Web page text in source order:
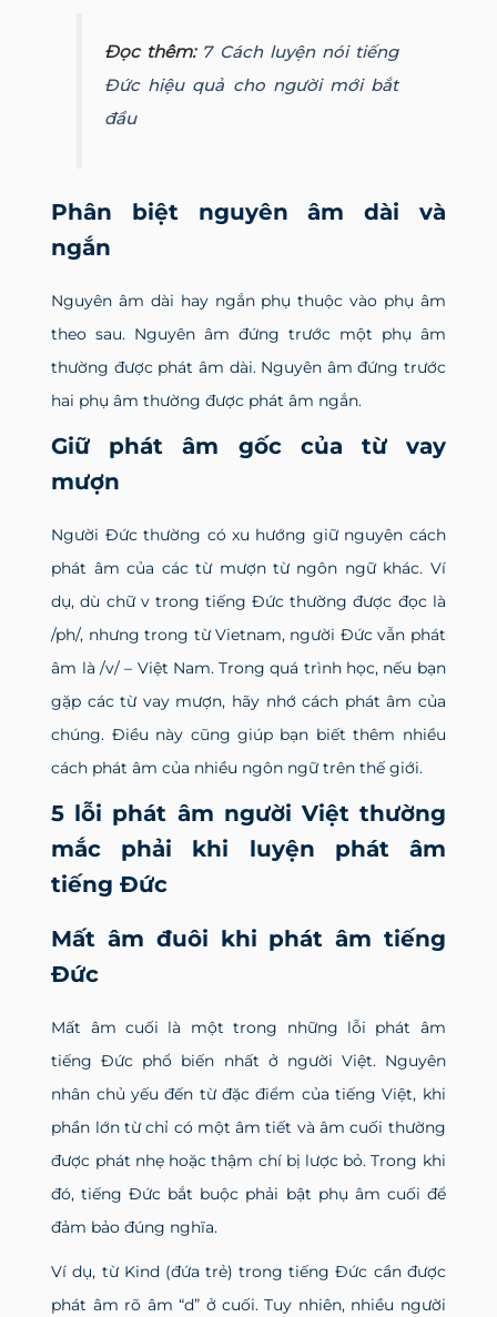
Đọc thêm: 7 Cách luyện nói tiếng
Đức hiệu quả cho người mới bắt
đầu
Phân biệt nguyên âm dài và
ngắn
Nguyên âm dài hay ngắn phụ thuộc vào phụ âm
theo sau. Nguyên âm đứng trước một phụ âm
thường được phát âm dài. Nguyên âm đứng trước
hai phụ âm thường được phát âm ngắn.
Giữ phát âm gốc của từ vay
mượn
Người Đức thường có xu hướng giữ nguyên cách
phát âm của các từ mượn từ ngôn ngữ khác. Ví
dụ, dù chữ v trong tiếng Đức thường được đọc là
/ph/, nhưng trong từ Vietnam, người Đức vẫn phát
âm là /v/ – Việt Nam. Trong quá trình học, nếu bạn
gặp các từ vay mượn, hãy nhớ cách phát âm của
chúng. Điều này cũng giúp bạn biết thêm nhiều
cách phát âm của nhiều ngôn ngữ trên thế giới.
5 lỗi phát âm người Việt thường
mắc phải khi luyện phát âm
tiếng Đức
Mất âm đuôi khi phát âm tiếng
Đức
Mất âm cuối là một trong những lỗi phát âm
tiếng Đức phổ biến nhất ở người Việt. Nguyên
nhân chủ yếu đến từ đặc điểm của tiếng Việt, khi
phần lớn từ chỉ có một âm tiết và âm cuối thường
được phát nhẹ hoặc thậm chí bị lược bỏ. Trong khi
đó, tiếng Đức bắt buộc phải bật phụ âm cuối để
đảm bảo đúng nghĩa.
Ví dụ, từ Kind (đứa trẻ) trong tiếng Đức cần được
phát âm rõ âm “d” ở cuối. Tuy nhiên, nhiều người